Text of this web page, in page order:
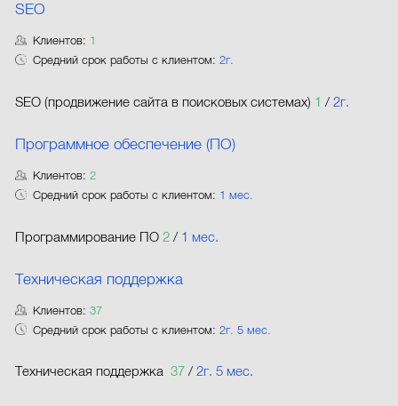
SEO
Клиентов: 1
Средний срок работы с клиентом:2г.
SEO (продвижение сайта в поисковых системах) 1 /2г.
Программное обеспечение (ПО)
Клиентов:2
Средний срок работы с клиентом: 1 мес.
Программирование ПО 2 / 1 мес.
Техническая поддержка
Клиентов:37
Средний срок работы с клиентом:2г. 5 мес.
Техническая поддержка 37 /2г. 5 мес.